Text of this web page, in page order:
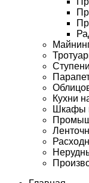
Кухни
Шкафы